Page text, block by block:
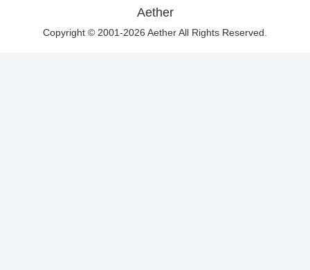
Aether
Copyright © 2001-2026 Aether All Rights Reserved.